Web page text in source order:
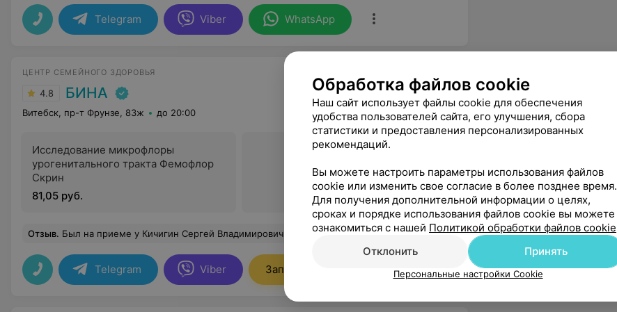
Telegram Viber WhatsApp
ЦЕНТР СЕМЕЙНОГО ЗДОРОВЬЯ
4.8 БИНА
Витебск, пр-т Фрунзе, 83ж до 20:00
Исследование микрофлоры
урогенитального тракта Фемофлор
Скрин
81,05 руб.
Все цены
Отзыв. Был на приеме у Кичигин Сергей Владимирович, хороший специалист вежливый и все объясняет я остался доволен Еще
Telegram Viber Записаться
Обработка файлов cookie
Наш сайт использует файлы cookie для обеспечения
удобства пользователей сайта, его улучшения, сбора
статистики и предоставления персонализированных
рекомендаций.
Вы можете настроить параметры использования файлов
cookie или изменить свое согласие в более позднее время.
Для получения дополнительной информации о целях,
сроках и порядке использования файлов cookie вы можете
ознакомиться с нашей Политикой обработки файлов cookie
Отклонить
Принять
Персональные настройки Cookie